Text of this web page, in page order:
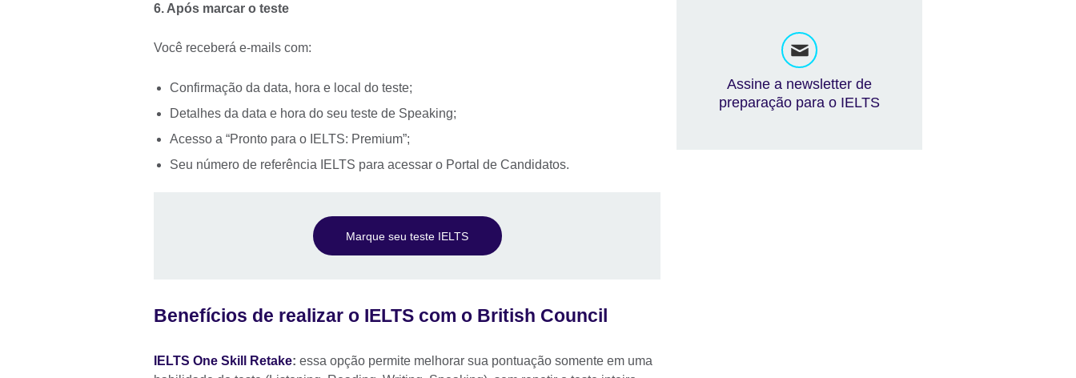
6. Após marcar o teste
Você receberá e-mails com:
Confirmação da data, hora e local do teste;
Detalhes da data e hora do seu teste de Speaking;
Acesso a “Pronto para o IELTS: Premium”;
Seu número de referência IELTS para acessar o Portal de Candidatos.
Marque seu teste IELTS
Benefícios de realizar o IELTS com o British Council
IELTS One Skill Retake: essa opção permite melhorar sua pontuação somente em uma
Assine a newsletter de
preparação para o IELTS